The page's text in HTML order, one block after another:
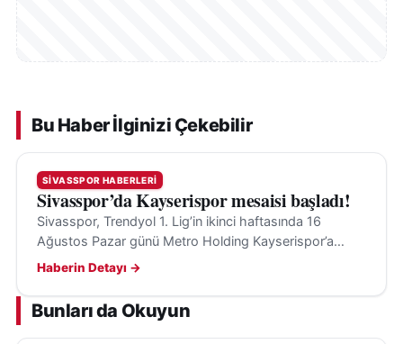
Bu Haber İlginizi Çekebilir
SIVASSPOR HABERLERI
Sivasspor’da Kayserispor mesaisi başladı!
Sivasspor, Trendyol 1. Lig’in ikinci haftasında 16
Ağustos Pazar günü Metro Holding Kayserispor’a
konuk olacak; hedef ilk galibiyet ve transfer takviyeleri.
Haberin Detayı →
Bunları da Okuyun